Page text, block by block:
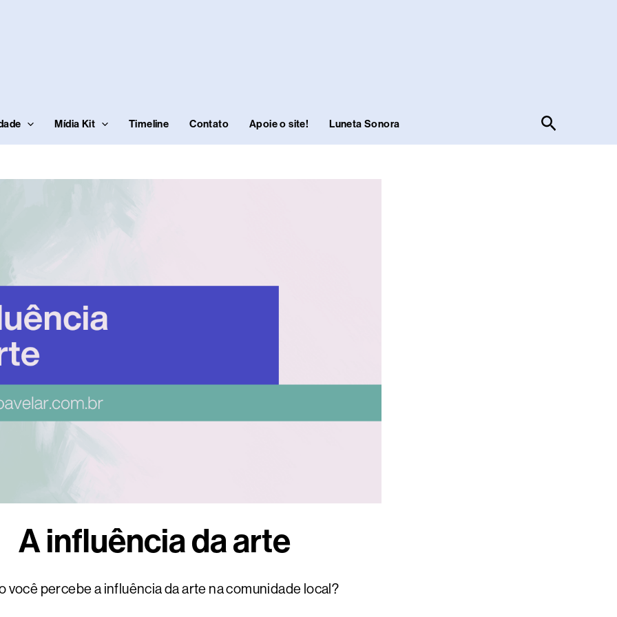
Mídia Kit Timeline Contato Apoie o site! Luneta Sonora Pesquisar
A influência da arte
você percebe a influência da arte na comunidade local?